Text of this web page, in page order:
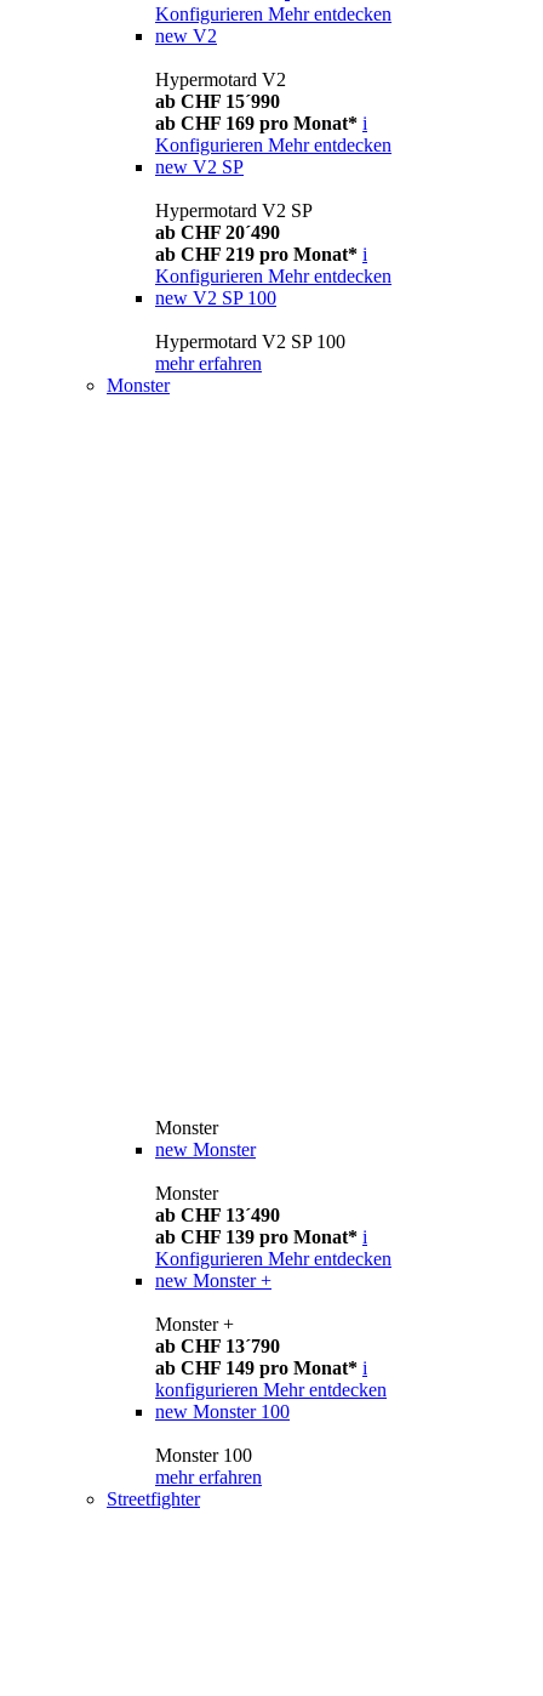
Konfigurieren Mehr entdecken
new V2
Hypermotard V2
ab CHF 15´990
ab CHF 169 pro Monat* i
Konfigurieren Mehr entdecken
new V2 SP
Hypermotard V2 SP
ab CHF 20´490
ab CHF 219 pro Monat* i
Konfigurieren Mehr entdecken
new V2 SP 100
Hypermotard V2 SP 100
mehr erfahren
Monster
Monster
new Monster
Monster
ab CHF 13´490
ab CHF 139 pro Monat* i
Konfigurieren Mehr entdecken
new Monster +
Monster +
ab CHF 13´790
ab CHF 149 pro Monat* i
konfigurieren Mehr entdecken
new Monster 100
Monster 100
mehr erfahren
Streetfighter